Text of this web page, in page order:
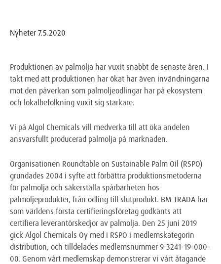
Nyheter 7.5.2020
Produktionen av palmolja har vuxit snabbt de senaste åren. I
takt med att produktionen har ökat har även invändningarna
mot den påverkan som palmoljeodlingar har på ekosystem
och lokalbefolkning vuxit sig starkare.
Vi på Algol Chemicals vill medverka till att öka andelen
ansvarsfullt producerad palmolja på marknaden.
Organisationen Roundtable on Sustainable Palm Oil (RSPO)
grundades 2004 i syfte att förbättra produktionsmetoderna
för palmolja och säkerställa spårbarheten hos
palmoljeprodukter, från odling till slutprodukt. BM TRADA har
som världens första certifieringsföretag godkänts att
certifiera leverantörskedjor av palmolja. Den 25 juni 2019
gick Algol Chemicals Oy med i RSPO i medlemskategorin
distribution, och tilldelades medlemsnummer 9-3241-19-000-
00. Genom vårt medlemskap demonstrerar vi vårt åtagande